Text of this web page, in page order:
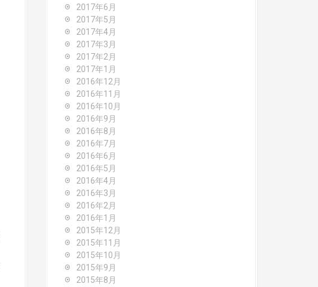
2017年6月
2017年5月
2017年4月
2017年3月
2017年2月
2017年1月
2016年12月
2016年11月
2016年10月
2016年9月
2016年8月
2016年7月
2016年6月
2016年5月
2016年4月
2016年3月
2016年2月
2016年1月
2015年12月
2015年11月
2015年10月
2015年9月
2015年8月